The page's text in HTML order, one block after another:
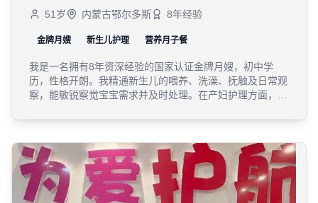
51 岁 内蒙古鄂尔多斯 8年经验
金牌月嫂 新生儿护理 营养月子餐
我是一名拥有8年资深经验的国家认证金牌月嫂，初中学
历，性格开朗。我精通新生儿的喂养、洗澡、抚触及日常观
察，能敏锐察觉宝宝需求并及时处理。在产妇护理方面，我
我常怀感恩与敬畏之心，热爱母婴行业，致力于用贴心、专
业的服务和满满的爱心，让每一位新生儿家庭安心、放心。